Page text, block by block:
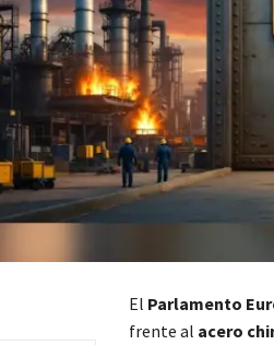
El Parlamento
frente al acero